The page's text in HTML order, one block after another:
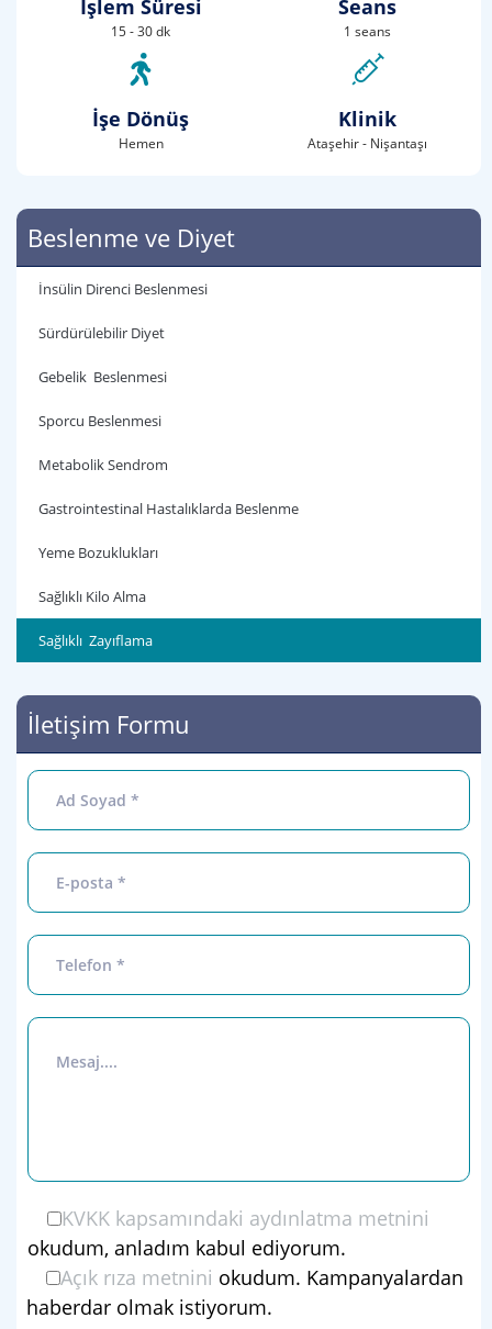
İşlem Süresi
15 - 30 dk
İşe Dönüş
Hemen
Seans
1 seans
Klinik
Ataşehir - Nişantaşı
Beslenme ve Diyet
İnsülin Direnci Beslenmesi
Sürdürülebilir Diyet
Gebelik Beslenmesi
Sporcu Beslenmesi
Metabolik Sendrom
Gastrointestinal Hastalıklarda Beslenme
Yeme Bozuklukları
Sağlıklı Kilo Alma
Sağlıklı Zayıflama
İletişim Formu
KVKK kapsamındaki aydınlatma metnini
okudum, anladım kabul ediyorum.
Açık rıza metnini okudum. Kampanyalardan
haberdar olmak istiyorum.